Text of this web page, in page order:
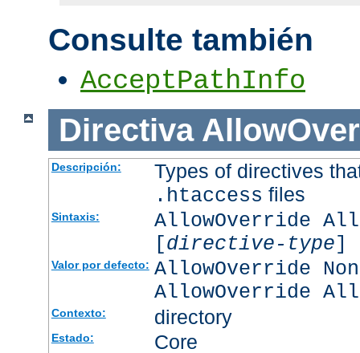
Consulte también
AcceptPathInfo
Directiva
Descripción: Types of directives
.htaccess files
Sintaxis:
AllowOverride
[directive-type]
Valor por defecto: AllowOverride
AllowOverride
Contexto: directory
Estado: Core